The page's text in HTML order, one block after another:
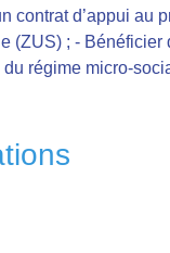
contrat d’appui au
(ZUS) ; - Bénéficier
régime micro-